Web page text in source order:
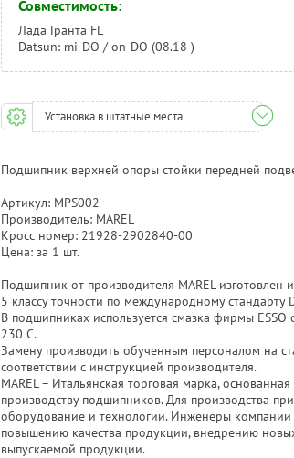
Совместимость:
Лада Гранта FL
Datsun: mi-DO / on-DO (08.18-)
Установка в штатные места
Подшипник верхней опоры стойки передней
Артикул: MPS002
Производитель: MAREL
Кросс номер: 21928-2902840-00
Цена: за 1 шт.
Подшипник от производителя MAREL изготовлен
5 классу точности по международному стандарту
В подшипниках используется смазка фирмы
230 С.
Замену производить обученным персоналом на
соответствии с инструкцией производителя.
MAREL – Итальянская торговая марка,
производству подшипников. Для производства
оборудование и технологии. Инженеры компании
повышению качества продукции, внедрению
выпускаемой продукции.